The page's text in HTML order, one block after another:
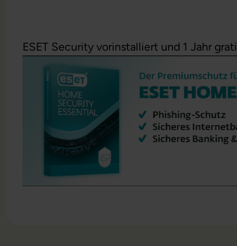
ESET Security vorinstalliert und 1 Jahr